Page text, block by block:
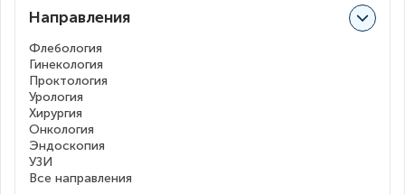
Направления
Флебология
Гинекология
Проктология
Урология
Хирургия
Онкология
Эндоскопия
УЗИ
Все направления